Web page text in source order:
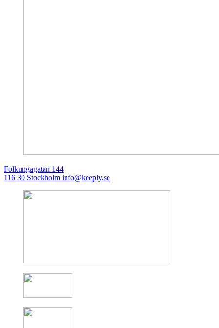
Folkungagatan 144
116 30 Stockholm info@keeply.se